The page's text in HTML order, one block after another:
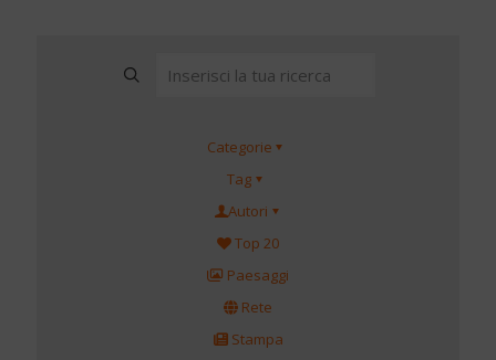
Categorie
Tag
Autori
Top 20
Paesaggi
Rete
Stampa